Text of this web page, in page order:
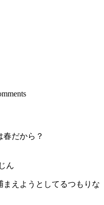
春だから？
ん
えようとしてるつもりな